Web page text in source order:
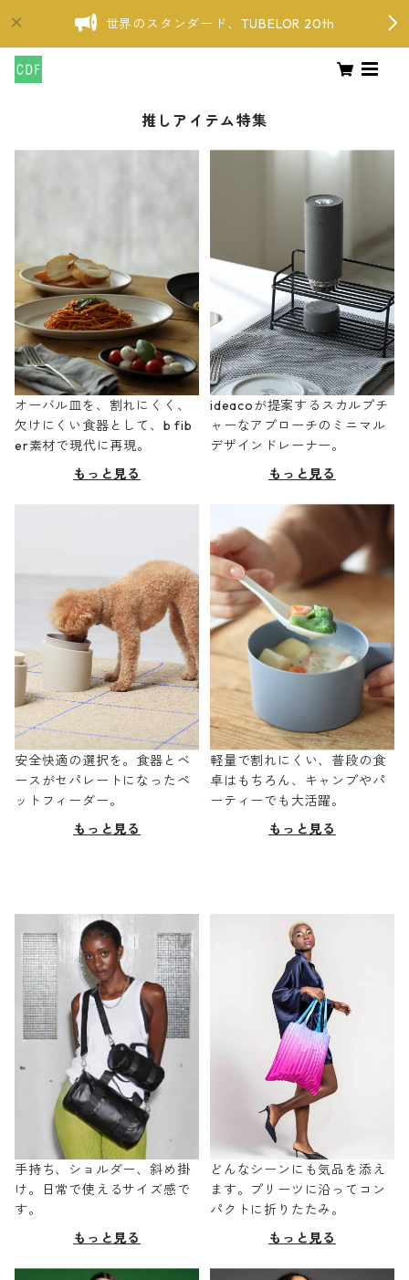
世界のスタンダード、TUBELOR 20th
推しアイテム特集
オーバル皿を、割れにくく、
欠けにくい食器として、b fib
er素材で現代に再現。
もっと見る
ideacoが提案するスカルプチ
ャーなアプローチのミニマル
デザインドレーナー。
もっと見る
安全快適の選択を。食器とベ
ースがセパレートになったペ
ットフィーダー。
もっと見る
軽量で割れにくい、普段の食
卓はもちろん、キャンプやパ
ーティーでも大活躍。
もっと見る
手持ち、ショルダー、斜め掛
け。日常で使えるサイズ感で
す。
もっと見る
どんなシーンにも気品を添え
ます。プリーツに沿ってコン
パクトに折りたたみ。
もっと見る